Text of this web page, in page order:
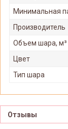
Минимальная
Производитель
Объем шара, м³
Цвет
Тип шара
Отзывы